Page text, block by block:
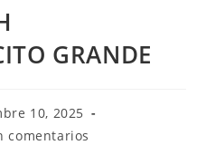
GRANDE
10, 2025
comentarios